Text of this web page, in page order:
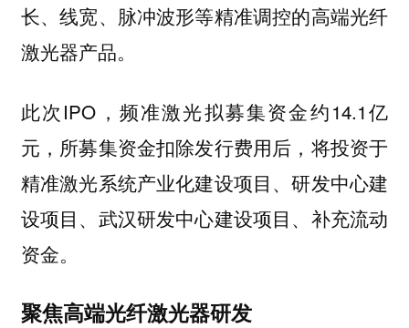
长、线宽、脉冲波形等精准调控的高端光纤
激光器产品。
此次IPO，频准激光拟募集资金约14.1亿
元，所募集资金扣除发行费用后，将投资于
精准激光系统产业化建设项目、研发中心建
设项目、武汉研发中心建设项目、补充流动
资金。
聚焦高端光纤激光器研发